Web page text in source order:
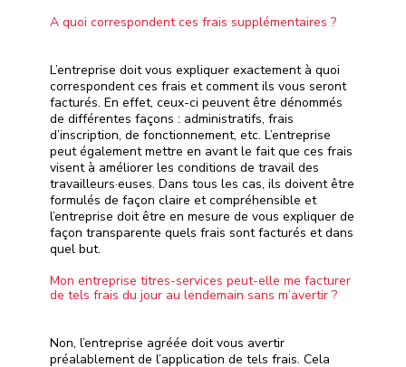
A quoi correspondent ces frais supplémentaires ?
L’entreprise doit vous expliquer exactement à quoi
correspondent ces frais et comment ils vous seront
facturés. En effet, ceux-ci peuvent être dénommés
de différentes façons : administratifs, frais
d’inscription, de fonctionnement, etc. L’entreprise
peut également mettre en avant le fait que ces frais
visent à améliorer les conditions de travail des
travailleurs·euses. Dans tous les cas, ils doivent être
formulés de façon claire et compréhensible et
l’entreprise doit être en mesure de vous expliquer de
façon transparente quels frais sont facturés et dans
quel but.
Mon entreprise titres-services peut-elle me facturer
de tels frais du jour au lendemain sans m’avertir ?
Non, l’entreprise agréée doit vous avertir
préalablement de l’application de tels frais. Cela